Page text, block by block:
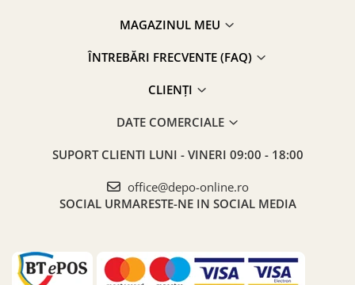
MAGAZINUL MEU
ÎNTREBĂRI FRECVENTE (FAQ)
CLIENȚI
DATE COMERCIALE
SUPORT CLIENTI LUNI - VINERI 09:00 - 18:00
office@depo-online.ro
SOCIAL URMARESTE-NE IN SOCIAL MEDIA